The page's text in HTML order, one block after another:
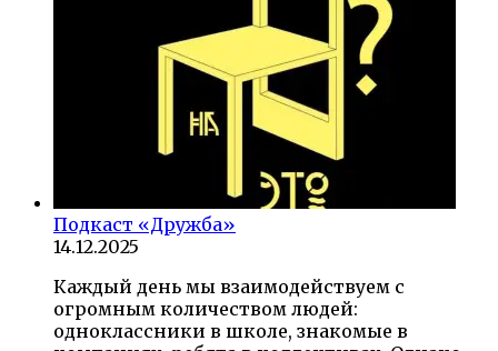
Подкаст «Дружба»
14.12.2025
Каждый день мы взаимодействуем с
огромным количеством людей:
одноклассники в школе, знакомые в